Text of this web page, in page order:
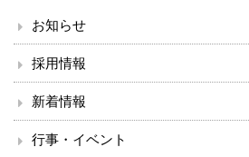
お知らせ
採用情報
新着情報
行事・イベント